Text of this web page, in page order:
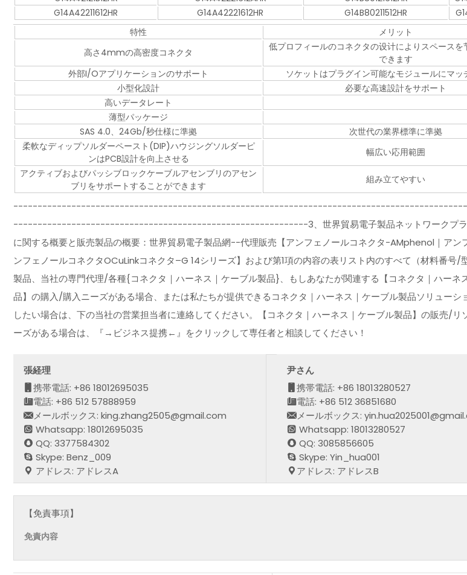
G14A42211612HR
G14A42221612HR G14B80211512HR
特性
メリット
高さ4mmの高密度コネクタ
低プロフィールのコネクタの设计によりスペースを
できます
外部I/Oアプリケーションのサポート
ソケットはプラグイン可能なモジュールにマッ
小型化設計
必要な高速設計をサポート
高いデータレート
薄型パッケージ
SAS 4.0、24Gb/秒仕様に準拠
次世代の業界標準に準拠
柔軟なディップソルダーペースト(DIP)ハウジングソルダーピ
ンはPCB設計を向上させる
幅広い応用範囲
アクティブおよびパッシブロックケーブルアセンブリのアセン
ブリをサポートすることができます
組み立てやすい
-------------------------------------------------------------3、世界貿易電子製品ネットワークプラッ
に関する概要と販売製品の概要：世界貿易電子製品網--代理販売【アンフェノールコネクタ-AMphenol｜アン
ンフェノールコネクタOCuLinkコネクタ–G 14シリーズ】および第1項の内容の表リスト内のすべて（材料番号/
製品、当社の専門代理/各種{コネクタ｜ハーネス｜ケーブル製品}、もしあなたが関連する【コネクタ｜ハーネ
品】の購入/購入ニーズがある場合、または私たちが提供できるコネクタ｜ハーネス｜ケーブル製品ソリューシ
したい場合は、下の当社の営業担当者に連絡してください。【コネクタ｜ハーネス｜ケーブル製品】の販売/リ
ーズがある場合は、『→ビジネス提携←』をクリックして専任者と相談してください！
張経理
携帯電話: +86 18012695035
電話: +86 512 57888959
メールボックス: king.zhang2505@gmail.com
Whatsapp: 18012695035
QQ: 3377584302
Skype: Benz_009
アドレス: アドレスA
尹さん
携帯電話: +86 18013280527
電話: +86 512 36851680
メールボックス:
Whatsapp: 18013280527
QQ: 3085856605
Skype: Yin_hua001
アドレス: アドレスB
【免責事項】
免責内容